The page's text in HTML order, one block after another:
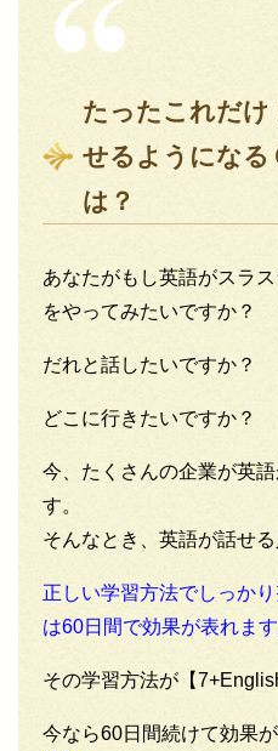
たったこれだけ
せるようになる
は？
あなたがもし英語がスラ
をやってみたいですか？
だれと話したいですか？
どこに行きたいですか？
今、たくさんの企業が英
す。
そんなとき、英語が話せる
正しい学習方法でしっか
は60日間で効果が表れます
その学習方法が【
今なら60日間続けて効果